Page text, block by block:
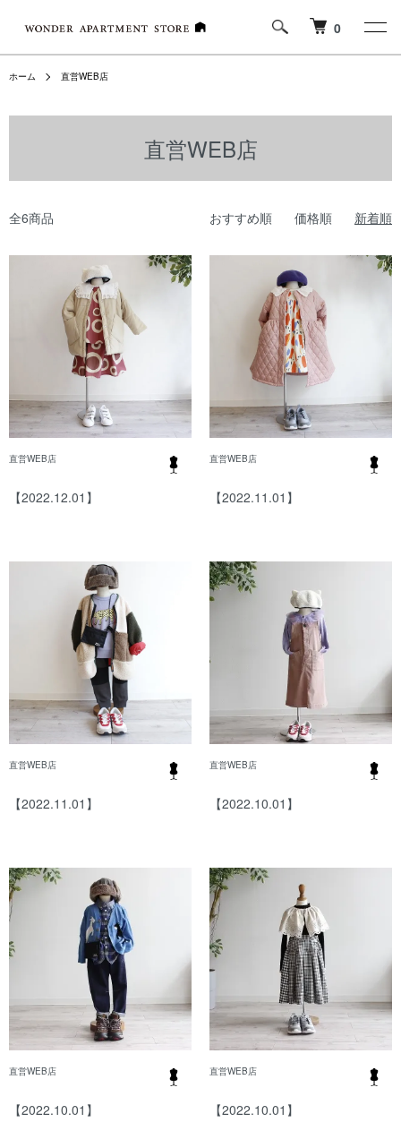
0
ホーム 直営WEB店
直営WEB店
全6商品 おすすめ順 価格順 新着順
直営WEB店
【2022.12.01】
直営WEB店
【2022.11.01】
直営WEB店
【2022.11.01】
直営WEB店
【2022.10.01】
直営WEB店
【2022.10.01】
直営WEB店
【2022.10.01】